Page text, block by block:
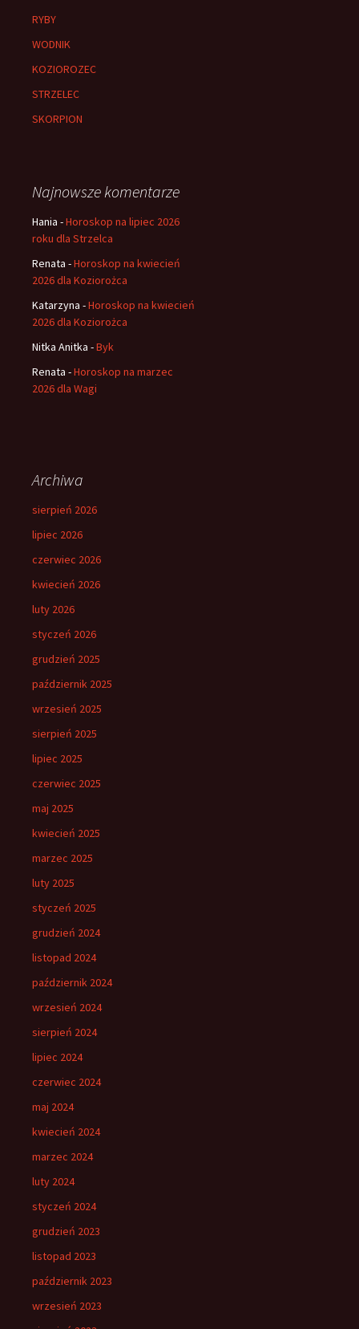
RYBY
WODNIK
KOZIOROZEC
STRZELEC
SKORPION
Najnowsze komentarze
Hania -Horoskop na lipiec 2026
roku dla Strzelca
Renata -Horoskop na kwiecień
2026 dla Koziorożca
Katarzyna -Horoskop na kwiecień
2026 dla Koziorożca
Nitka Anitka -Byk
Renata -Horoskop na marzec
2026 dla Wagi
Archiwa
sierpień 2026
lipiec 2026
czerwiec 2026
kwiecień 2026
luty 2026
styczeń 2026
grudzień 2025
październik 2025
wrzesień 2025
sierpień 2025
lipiec 2025
czerwiec 2025
maj 2025
kwiecień 2025
marzec 2025
luty 2025
styczeń 2025
grudzień 2024
listopad 2024
październik 2024
wrzesień 2024
sierpień 2024
lipiec 2024
czerwiec 2024
maj 2024
kwiecień 2024
marzec 2024
luty 2024
styczeń 2024
grudzień 2023
listopad 2023
październik 2023
wrzesień 2023